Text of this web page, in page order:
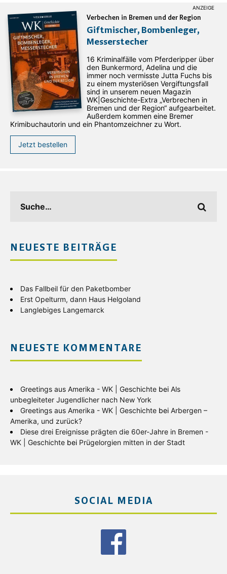
Verbechen in Bremen und der Region
Giftmischer, Bombenleger,
Messerstecher
16 Kriminalfälle vom Pferderipper über
den Bunkermord, Adelina und die
immer noch vermisste Jutta Fuchs bis
zu einem mysteriösen Vergiftungsfall
sind in unserem neuen Magazin
WK|Geschichte-Extra „Verbrechen in
Bremen und der Region“ aufgearbeitet.
Außerdem kommen eine Bremer
Krimibuchautorin und ein Phantomzeichner zu Wort.
Jetzt bestellen
NEUESTE BEITRÄGE
Das Fallbeil für den Paketbomber
Erst Opelturm, dann Haus Helgoland
Langlebiges Langemarck
NEUESTE KOMMENTARE
Greetings aus Amerika - WK | Geschichte bei Als
unbegleiteter Jugendlicher nach New York
Greetings aus Amerika - WK | Geschichte bei Arbergen –
Amerika, und zurück?
Diese drei Ereignisse prägten die 60er-Jahre in Bremen -
WK | Geschichte bei Prügelorgien mitten in der Stadt
SOCIAL MEDIA